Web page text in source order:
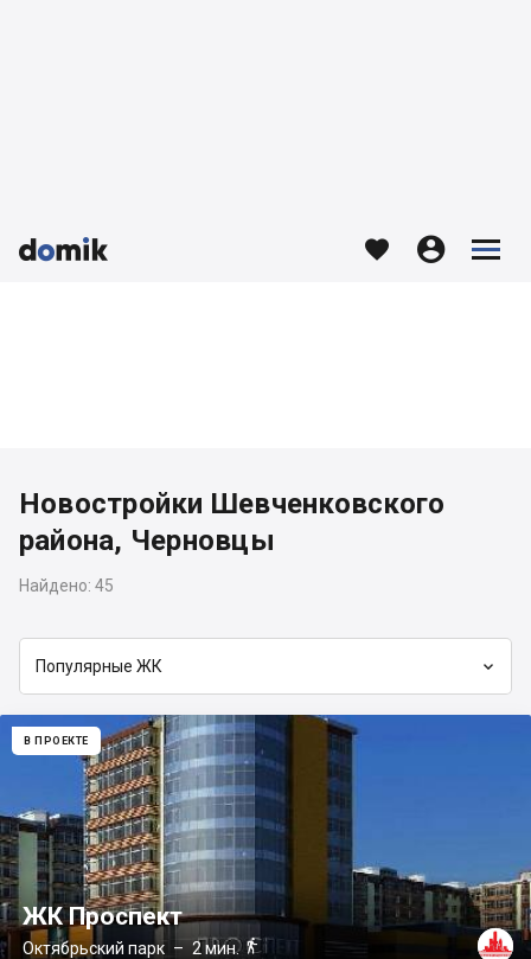


   


Новостройки Шевченковского
района, Черновцы
Найдено: 45
Популярные ЖК 
В ПРОЕКТЕ
ЖК Проспект
Октябрьский парк – 2 мин. 